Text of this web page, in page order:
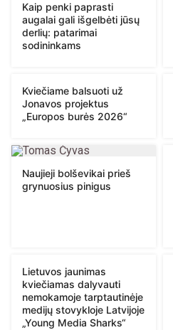
Kaip penki paprasti
augalai gali išgelbėti jūsų
derlių: patarimai
sodininkams
Kviečiame balsuoti už
Jonavos projektus
„Europos burės 2026“
Naujieji bolševikai prieš
grynuosius pinigus
Lietuvos jaunimas
kviečiamas dalyvauti
nemokamoje tarptautinėje
medijų stovykloje Latvijoje
„Young Media Sharks“